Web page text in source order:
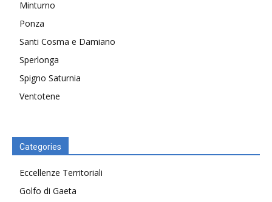
Minturno
Ponza
Santi Cosma e Damiano
Sperlonga
Spigno Saturnia
Ventotene
Categories
Eccellenze Territoriali
Golfo di Gaeta